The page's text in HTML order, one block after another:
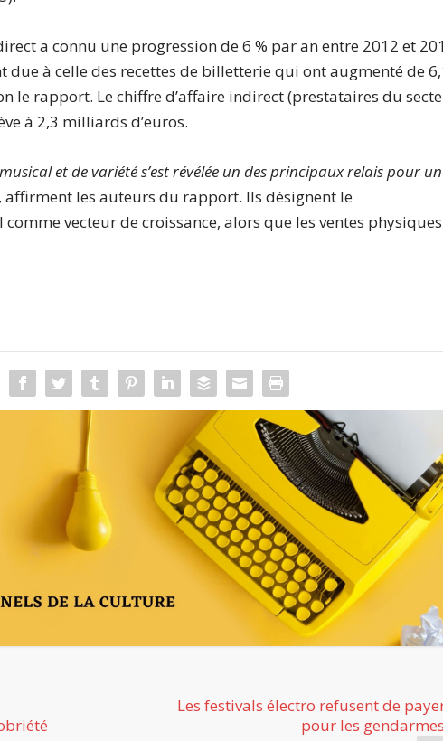
a connu une progression de 6 % par an entre 2012 et
à celle des recettes de billetterie qui ont augmenté de
le rapport. Le chiffre d’affaire indirect (prestataires du
à 2,3 milliards d’euros.
et de variété s’est révélée un des principaux relais pour
, affirment les auteurs du rapport. Ils désignent le
vecteur de croissance, alors que les ventes
Les festivals électro refusent de
pour les